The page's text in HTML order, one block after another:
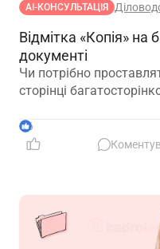
АІ-КОНСУЛЬТАЦІЯ
Відмітка «Копія» на
документі
Чи потрібно
сторінці
6